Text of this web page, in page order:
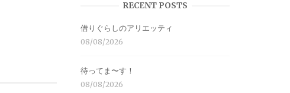
RECENT POSTS
借りぐらしのアリエッティ
08/08/2026
待ってま〜す！
08/08/2026